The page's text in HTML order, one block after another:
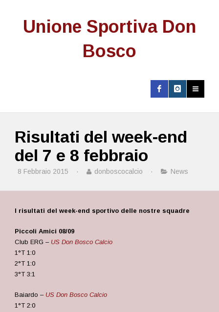
Unione Sportiva Don
Bosco
Risultati del week-end
del 7 e 8 febbraio
8 Febbraio 2015 · donboscocalcio · News
I risultati del week-end sportivo delle nostre squadre
Piccoli Amici 08/09
Club ERG – US Don Bosco Calcio
1°T 1:0
2°T 1:0
3°T 3:1
Baiardo – US Don Bosco Calcio
1°T 2:0